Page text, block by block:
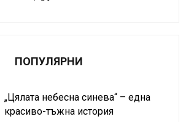
ПОПУЛЯРНИ
„Цялата небесна синева“ – една
красиво-тъжна история